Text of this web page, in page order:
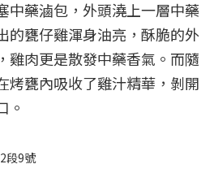
中藥滷包，外頭澆上一層中藥
的甕仔雞渾身油亮，酥脆的外
雞肉更是散發中藥香氣。而隨
烤甕內吸收了雞汁精華，剝開
。
段9號